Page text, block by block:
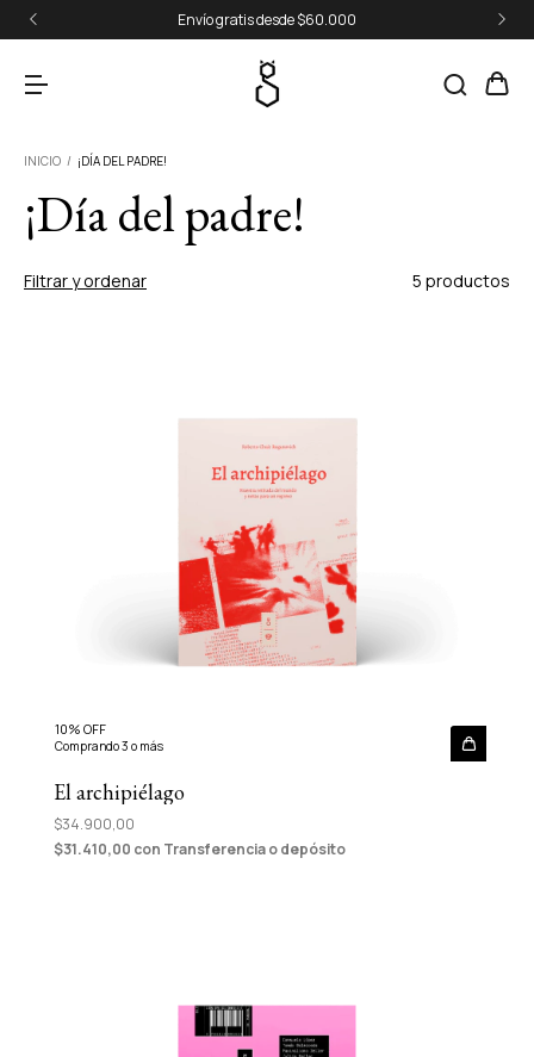
Envío gratis desde $60.000
INICIO / ¡DÍA DEL PADRE!
¡Día del padre!
Filtrar y ordenar 5 productos
10% OFF
Comprando 3 o más
El archipiélago
$34.900,00
$31.410,00 con Transferencia o depósito